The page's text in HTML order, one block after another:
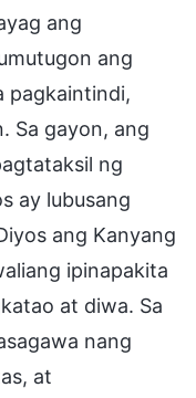
ang
ang
pagkaintindi,
Sa gayon, ang
ng
ay lubusang
ang Kanyang
ipinapakita
at diwa. Sa
nang
at